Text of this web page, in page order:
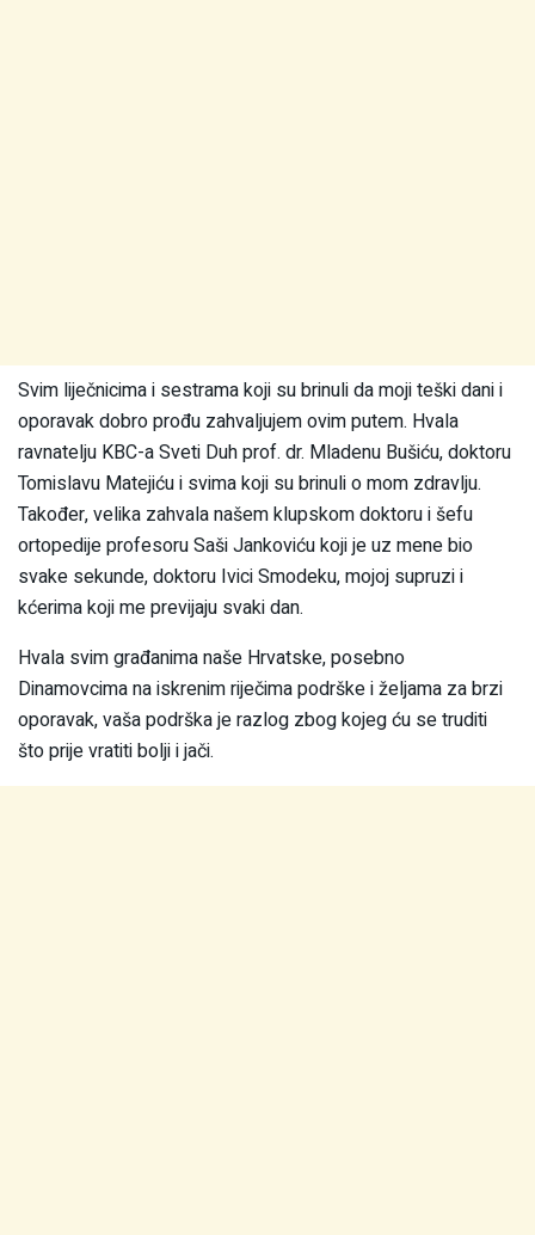
Svim liječnicima i sestrama koji su brinuli da moji teški dani i
oporavak dobro prođu zahvaljujem ovim putem. Hvala
ravnatelju KBC-a Sveti Duh prof. dr. Mladenu Bušiću, doktoru
Tomislavu Matejiću i svima koji su brinuli o mom zdravlju.
Također, velika zahvala našem klupskom doktoru i šefu
ortopedije profesoru Saši Jankoviću koji je uz mene bio
svake sekunde, doktoru Ivici Smodeku, mojoj supruzi i
kćerima koji me previjaju svaki dan.
Hvala svim građanima naše Hrvatske, posebno
Dinamovcima na iskrenim riječima podrške i željama za brzi
oporavak, vaša podrška je razlog zbog kojeg ću se truditi
što prije vratiti bolji i jači.